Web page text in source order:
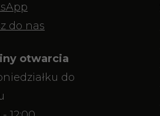
do nas
otwarcia
do